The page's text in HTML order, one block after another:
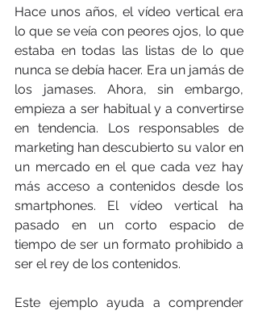
Hace unos años, el vídeo vertical era
lo que se veía con peores ojos, lo que
estaba en todas las listas de lo que
nunca se debía hacer. Era un jamás de
los jamases. Ahora, sin embargo,
empieza a ser habitual y a convertirse
en tendencia. Los responsables de
marketing han descubierto su valor en
un mercado en el que cada vez hay
más acceso a contenidos desde los
smartphones. El vídeo vertical ha
pasado en un corto espacio de
tiempo de ser un formato prohibido a
ser el rey de los contenidos.
Este ejemplo ayuda a comprender